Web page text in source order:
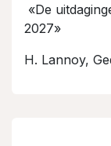
«De
2027»
H. Lannoy,